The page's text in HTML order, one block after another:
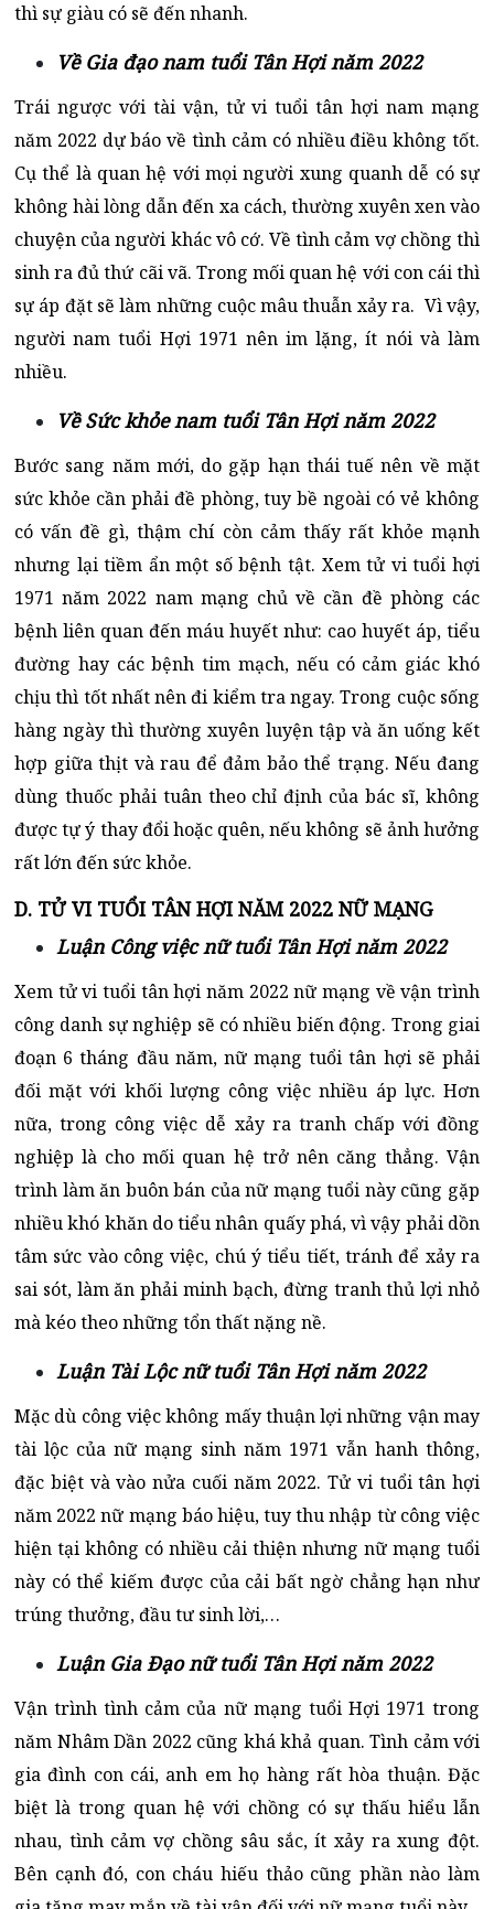
thì sự giàu có sẽ đến nhanh.
Về Gia đạo nam tuổi Tân Hợi năm 2022
Trái ngược với tài vận, tử vi tuổi tân hợi nam mạng
năm 2022 dự báo về tình cảm có nhiều điều không tốt.
Cụ thể là quan hệ với mọi người xung quanh dễ có sự
không hài lòng dẫn đến xa cách, thường xuyên xen vào
chuyện của người khác vô cớ. Về tình cảm vợ chồng thì
sinh ra đủ thứ cãi vã. Trong mối quan hệ với con cái thì
sự áp đặt sẽ làm những cuộc mâu thuẫn xảy ra. Vì vậy,
người nam tuổi Hợi 1971 nên im lặng, ít nói và làm
nhiều.
Về Sức khỏe nam tuổi Tân Hợi năm 2022
Bước sang năm mới, do gặp hạn thái tuế nên về mặt
sức khỏe cần phải đề phòng, tuy bề ngoài có vẻ không
có vấn đề gì, thậm chí còn cảm thấy rất khỏe mạnh
nhưng lại tiềm ẩn một số bệnh tật. Xem tử vi tuổi hợi
1971 năm 2022 nam mạng chủ về cần đề phòng các
bệnh liên quan đến máu huyết như: cao huyết áp, tiểu
đường hay các bệnh tim mạch, nếu có cảm giác khó
chịu thì tốt nhất nên đi kiểm tra ngay. Trong cuộc sống
hàng ngày thì thường xuyên luyện tập và ăn uống kết
hợp giữa thịt và rau để đảm bảo thể trạng. Nếu đang
dùng thuốc phải tuân theo chỉ định của bác sĩ, không
được tự ý thay đổi hoặc quên, nếu không sẽ ảnh hưởng
rất lớn đến sức khỏe.
D. TỬ VI TUỔI TÂN HỢI NĂM 2022 NỮ MẠNG
Luận Công việc nữ tuổi Tân Hợi năm 2022
Xem tử vi tuổi tân hợi năm 2022 nữ mạng về vận trình
công danh sự nghiệp sẽ có nhiều biến động. Trong giai
đoạn 6 tháng đầu năm, nữ mạng tuổi tân hợi sẽ phải
đối mặt với khối lượng công việc nhiều áp lực. Hơn
nữa, trong công việc dễ xảy ra tranh chấp với đồng
nghiệp là cho mối quan hệ trở nên căng thẳng. Vận
trình làm ăn buôn bán của nữ mạng tuổi này cũng gặp
nhiều khó khăn do tiểu nhân quấy phá, vì vậy phải dồn
tâm sức vào công việc, chú ý tiểu tiết, tránh để xảy ra
sai sót, làm ăn phải minh bạch, đừng tranh thủ lợi nhỏ
mà kéo theo những tổn thất nặng nề.
Luận Tài Lộc nữ tuổi Tân Hợi năm 2022
Mặc dù công việc không mấy thuận lợi những vận may
tài lộc của nữ mạng sinh năm 1971 vẫn hanh thông,
đặc biệt và vào nửa cuối năm 2022. Tử vi tuổi tân hợi
năm 2022 nữ mạng báo hiệu, tuy thu nhập từ công việc
hiện tại không có nhiều cải thiện nhưng nữ mạng tuổi
này có thể kiếm được của cải bất ngờ chẳng hạn như
trúng thưởng, đầu tư sinh lời,…
Luận Gia Đạo nữ tuổi Tân Hợi năm 2022
Vận trình tình cảm của nữ mạng tuổi Hợi 1971 trong
năm Nhâm Dần 2022 cũng khá khả quan. Tình cảm với
gia đình con cái, anh em họ hàng rất hòa thuận. Đặc
biệt là trong quan hệ với chồng có sự thấu hiểu lẫn
nhau, tình cảm vợ chồng sâu sắc, ít xảy ra xung đột.
Bên cạnh đó, con cháu hiếu thảo cũng phần nào làm